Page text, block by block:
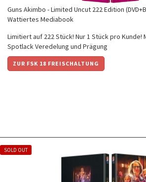
Guns Akimbo - Limited Uncut 222 Edition
Wattiertes Mediabook
Limitiert auf 222 Stück! Nur 1 Stück pro Kunde!
Spotlack Veredelung und Prägung
ZUR FSK 18 FREISCHALTUNG
SOLD OUT